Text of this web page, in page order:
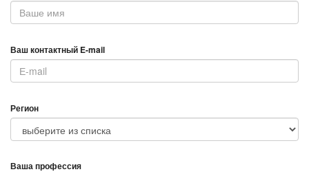
аш контактный E-mail
Регион
аша профессия